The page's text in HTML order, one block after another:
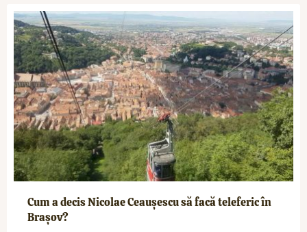
Cum a decis Nicolae Ceaușescu să facă teleferic în
Brașov?